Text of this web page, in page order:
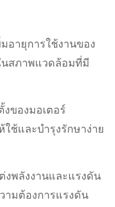
อายุการใช้งานของ
นสภาพแวดล้อมที่มี
ของมอเตอร์
ช้และบำรุงรักษาง่าย
งพลังงานและแรงดัน
ามต้องการแรงดัน